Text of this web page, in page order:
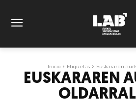
Inicio Etiquetas Euskararen
EUSKARAREN